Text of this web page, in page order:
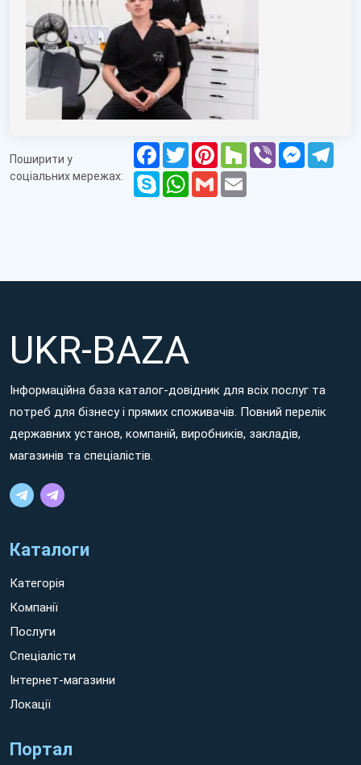
Поширити у
соціальних мережах:
FacebookTwitterPinterest
HouzzViber
Skype WhatsApp
Gmail
UKR-BAZA
Інформаційна база каталог-довідник для всіх послуг та
потреб для бізнесу і прямих споживачів. Повний перелік
державних установ, компаній, виробників, закладів,
магазинів та спеціалістів.
Каталоги
Категорія
Компанії
Послуги
Спеціалісти
Інтернет-магазини
Локації
Портал